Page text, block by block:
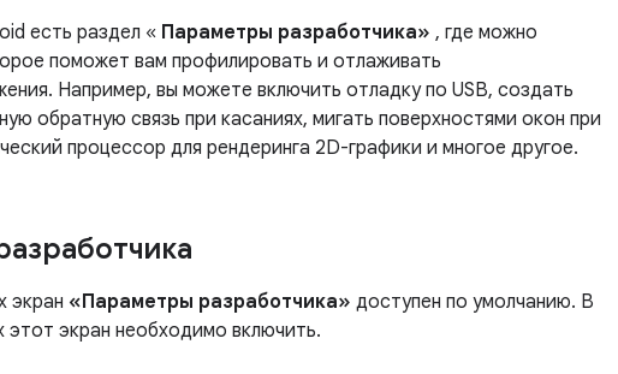
есть раздел « Параметры разработчика» , где можно
поможет вам профилировать и отлаживать
Например, вы можете включить отладку по USB, создать
обратную связь при касаниях, мигать поверхностями окон при
процессор для рендеринга 2D-графики и многое другое.
экран «Параметры разработчика» доступен по умолчанию. В
этот экран необходимо включить.